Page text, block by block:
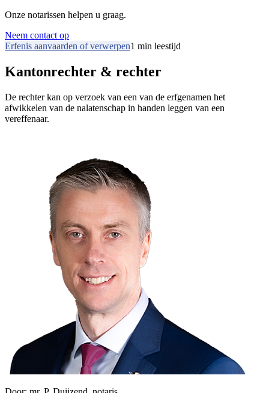
Onze notarissen helpen u graag.
Neem contact op
Erfenis aanvaarden of verwerpen1 min leestijd
Kantonrechter & rechter
De rechter kan op verzoek van een van de erfgenamen het
afwikkelen van de nalatenschap in handen leggen van een
vereffenaar.